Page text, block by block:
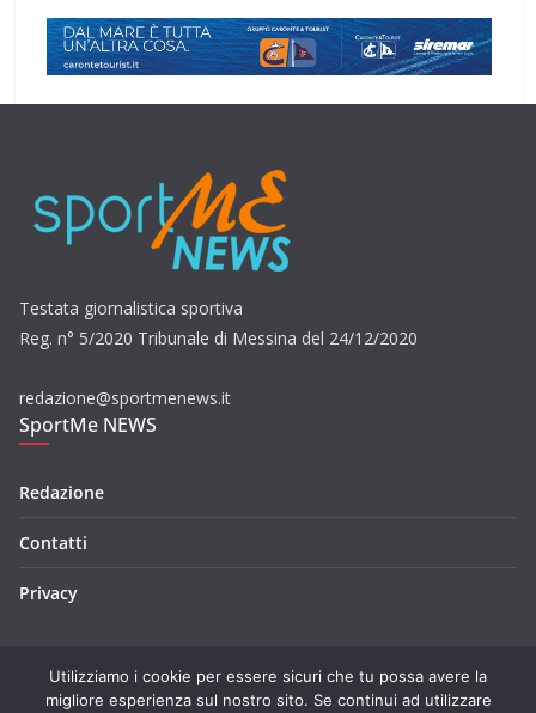
Testata giornalistica sportiva
Reg. n° 5/2020 Tribunale di Messina del 24/12/2020
redazione@sportmenews.it
SportMe NEWS
Redazione
Contatti
Privacy
Utilizziamo i cookie per essere sicuri che tu possa avere la
migliore esperienza sul nostro sito. Se continui ad utilizzare